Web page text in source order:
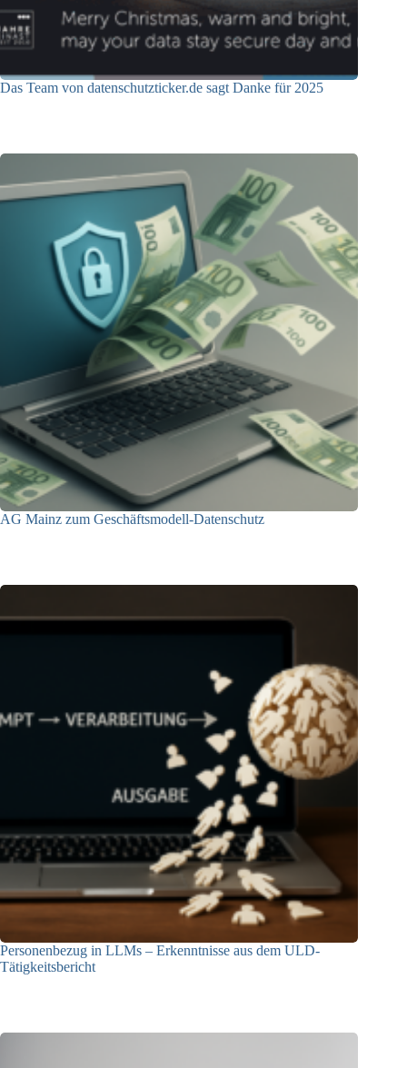
Das Team von datenschutzticker.de sagt Danke für 2025
AG Mainz zum Geschäftsmodell-Datenschutz
Personenbezug in LLMs – Erkenntnisse aus dem ULD-
Tätigkeitsbericht